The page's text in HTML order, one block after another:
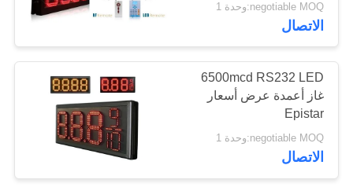
خريطة
الموقع
سياسة
الخصوصية
عرض LED Fine
Pitch
41
negotiable MOQ:وحدة 1
الاتصال
6500mcd RS232 LED
غاز أعمدة عرض أسعار
Epistar
negotiable MOQ:وحدة 1
الاتصال